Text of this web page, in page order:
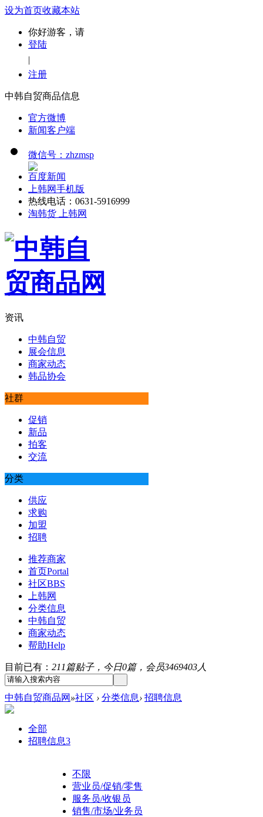
设为首页收藏本站
你好游客，请
登陆
|
注册
中韩自贸商品信息
官方微博
新闻客户端
微信号：zhzmsp
百度新闻
上韩网手机版
热线电话：0631-5916999
淘韩货 上韩网
资讯
中韩自贸
展会信息
商家动态
韩品协会
社群
促销
新品
拍客
交流
分类
供应
求购
加盟
招聘
推荐商家
首页Portal
社区BBS
上韩网
分类信息
中韩自贸
商家动态
帮助Help
目前已有： 211篇贴子，今日0篇，会员3469403人
中韩自贸商品网 »社区 › 分类信息› 招聘信息
全部
招聘信息3
不限
营业员/促销/零售
服务员/收银员
销售/市场/业务员